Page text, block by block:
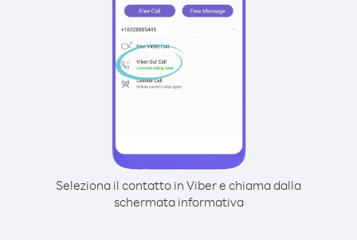
Seleziona il contatto in Viber e chiama dalla
schermata informativa